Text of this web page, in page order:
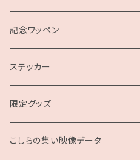
記念ワッペン
ステッカー
限定グッズ
こしらの集い映像データ